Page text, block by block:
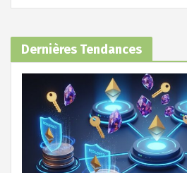
Dernières Tendances